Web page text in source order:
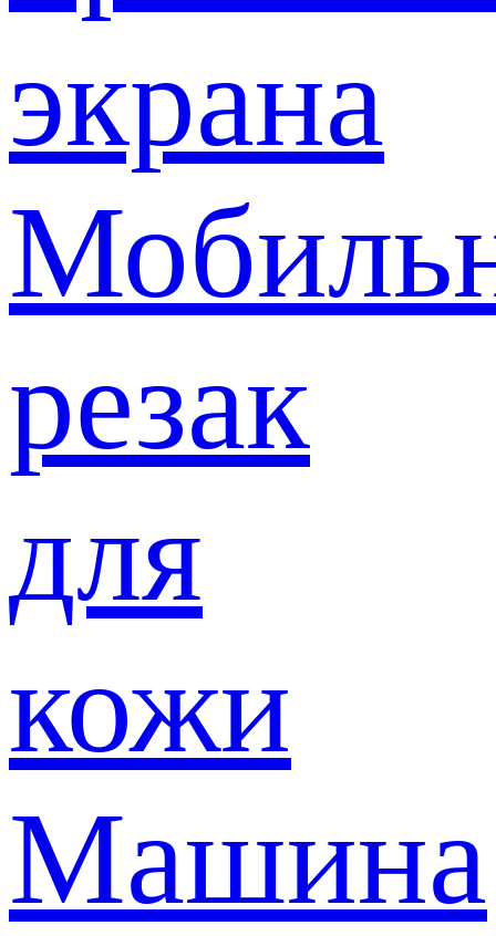
экрана
резак
для
кожи
Машина